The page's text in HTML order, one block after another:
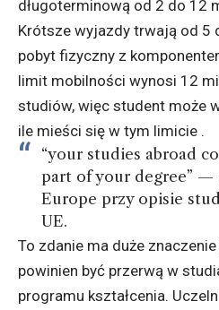
długoterminową od 2 do 12
Krótsze wyjazdy trwają od 5
pobyt fizyczny z
limit mobilności wynosi 12
studiów, więc student może
ile mieści się w tym limicie .
“your studies abroad
part of your degree” —
Europe przy opisie
UE.
To zdanie ma duże
powinien być przerwą w
programu kształcenia.